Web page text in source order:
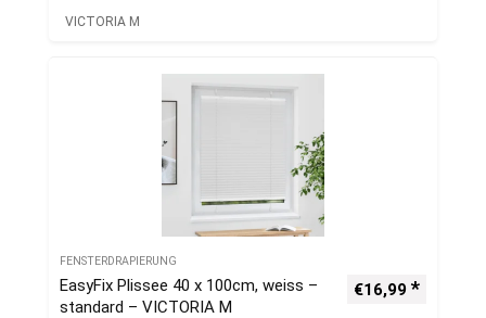
VICTORIA M
FENSTERDRAPIERUNG
EasyFix Plissee 40 x 100cm, weiss –
standard – VICTORIA M
€16,99